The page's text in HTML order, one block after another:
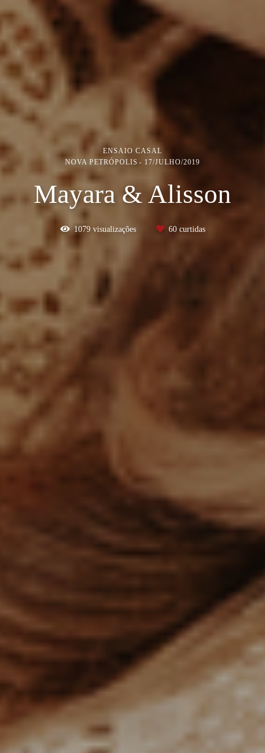
ENSAIO CASAL
NOVA PETRÓPOLIS
17/JULHO/2019
Mayara & Alisson
1079visualizações 60curtidas